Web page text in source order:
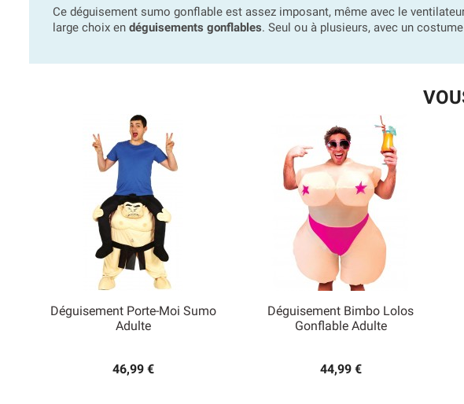
Ce déguisement sumo gonflable est assez imposant, même avec le
large choix en déguisements gonflables. Seul ou à plusieurs, avec un
Déguisement Porte-Moi Sumo
Adulte
46,99 €
Aperçu rapide
Déguisement Bimbo Lolos
Gonflable Adulte
44,99 €
Aperçu rapide